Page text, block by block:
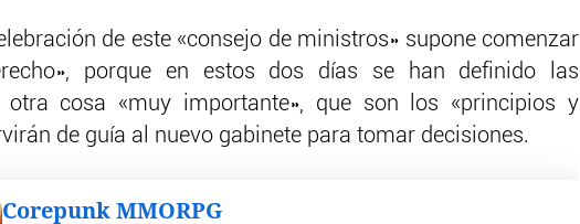
de este «consejo de ministros» supone comenzar
porque en estos dos días se han definido las
otra cosa «muy importante», que son los «principios y
de guía al nuevo gabinete para tomar decisiones.
Corepunk MMORPG